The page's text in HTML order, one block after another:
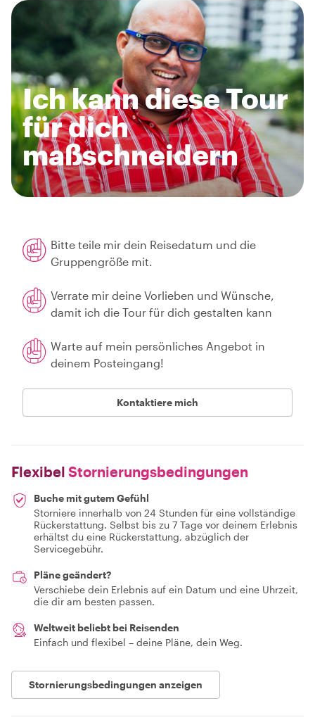
Ich kann diese Tour
für dich
maßschneidern
Bitte teile mir dein Reisedatum und die
Gruppengröße mit.
Verrate mir deine Vorlieben und Wünsche,
damit ich die Tour für dich gestalten kann
Warte auf mein persönliches Angebot in
deinem Posteingang!
Kontaktiere mich
Flexibel Stornierungsbedingungen
Buche mit gutem Gefühl
Storniere innerhalb von 24 Stunden für eine vollständige
Rückerstattung. Selbst bis zu 7 Tage vor deinem Erlebnis
erhältst du eine Rückerstattung, abzüglich der
Servicegebühr.
Pläne geändert?
Verschiebe dein Erlebnis auf ein Datum und eine Uhrzeit,
die dir am besten passen.
Weltweit beliebt bei Reisenden
Einfach und flexibel – deine Pläne, dein Weg.
Stornierungsbedingungen anzeigen